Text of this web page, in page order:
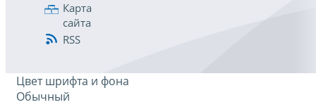
Карта
сайта
RSS
Цвет шрифта и фона
Обычный